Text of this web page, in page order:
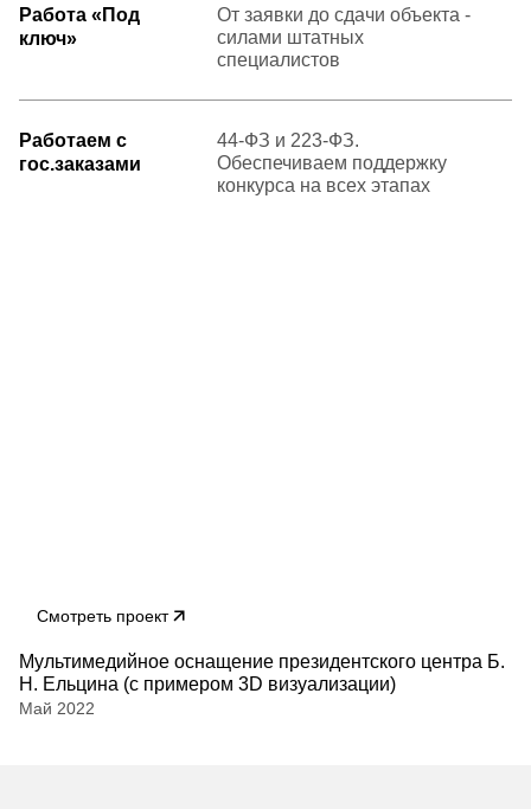
Смотреть проект
Мультимедийное оснащение президентского центра Б.
Н. Ельцина (с примером 3D визуализации)
Май 2022
Работа «Под
ключ»
От заявки до сдачи объекта -
силами штатных
специалистов
Работаем с
гос.заказами
44-ФЗ и 223-ФЗ.
Обеспечиваем поддержку
конкурса на всех этапах